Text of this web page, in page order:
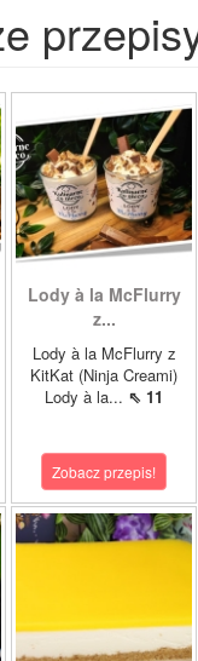
Lody à la McFlurry
z...
Lody à la McFlurry z
KitKat (Ninja Creami)
Lody à la... ⇖ 11
Zobacz przepis!